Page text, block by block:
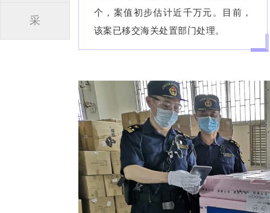
采
个，案值初步估计近千万元。
目前，
该案已移交海关处置部门处理。